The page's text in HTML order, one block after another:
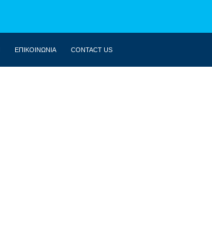
ΕΠΙΚΟΙΝΩΝΙΑ CONTACT US